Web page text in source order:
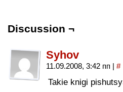
Discussion ¬
Syhov
11.09.2008, 3:42 пп | #
Takie knigi